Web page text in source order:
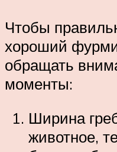
Чтобы
хороший
обращать
моменты:
Ширина
животное,